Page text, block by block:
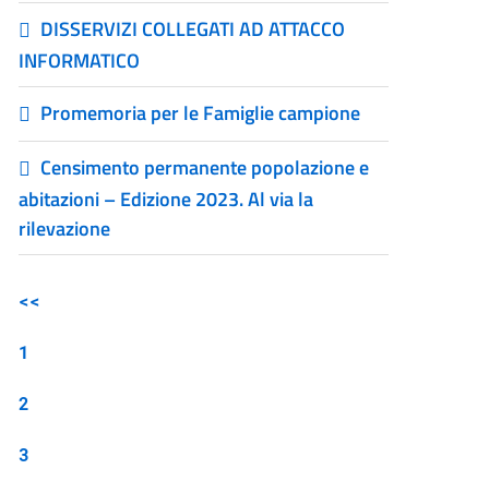
DISSERVIZI COLLEGATI AD ATTACCO
INFORMATICO
Promemoria per le Famiglie campione
Censimento permanente popolazione e
abitazioni – Edizione 2023. Al via la
rilevazione
<<
1
2
3